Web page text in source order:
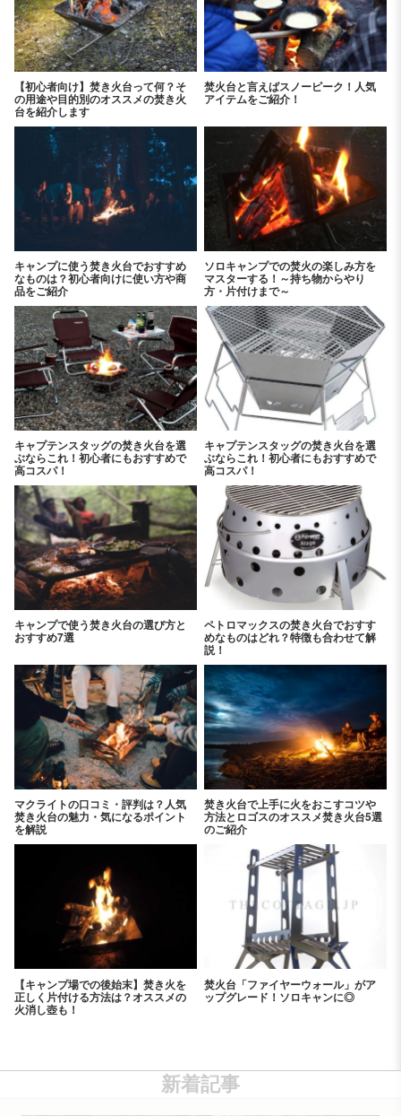
【初心者向け】焚き火台って何？そ
の用途や目的別のオススメの焚き火
台を紹介します
焚火台と言えばスノーピーク！人気
アイテムをご紹介！
キャンプに使う焚き火台でおすすめ
なものは？初心者向けに使い方や商
品をご紹介
ソロキャンプでの焚火の楽しみ方を
マスターする！～持ち物からやり
方・片付けまで～
キャプテンスタッグの焚き火台を選
ぶならこれ！初心者にもおすすめで
高コスパ！
キャプテンスタッグの焚き火台を選
ぶならこれ！初心者にもおすすめで
高コスパ！
キャンプで使う焚き火台の選び方と
おすすめ7選
ペトロマックスの焚き火台でおすす
めなものはどれ？特徴も合わせて解
説！
マクライトの口コミ・評判は？人気
焚き火台の魅力・気になるポイント
を解説
焚き火台で上手に火をおこすコツや
方法とロゴスのオススメ焚き火台5選
のご紹介
【キャンプ場での後始末】焚き火を
正しく片付ける方法は？オススメの
火消し壺も！
焚火台「ファイヤーウォール」がア
ップグレード！ソロキャンに◎
新着記事